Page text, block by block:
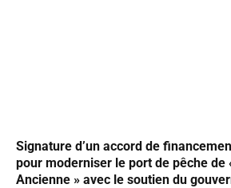
Signature d’un accord de
pour moderniser le port de pêche de
Ancienne » avec le soutien du